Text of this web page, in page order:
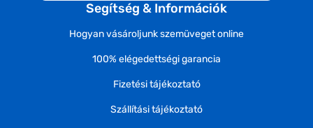
Segítség & Információk
Hogyan vásároljunk szemüveget online
100% elégedettségi garancia
Fizetési tájékoztató
Szállítási tájékoztató